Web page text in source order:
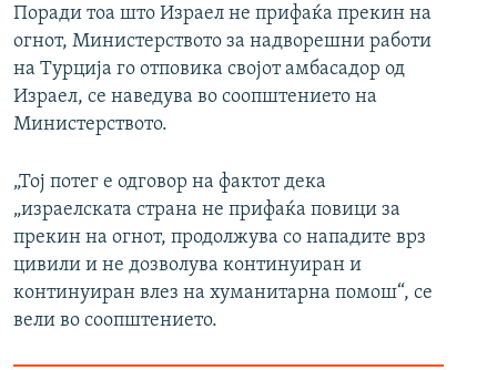
Поради тоа што Израел не прифаќа прекин на
огнот, Министерството за надворешни работи
на Турција го отповика својот амбасадор од
Израел, се наведува во соопштението на
Министерството.
„Тој потег е одговор на фактот дека
„израелската страна не прифаќа повици за
прекин на огнот, продолжува со нападите врз
цивили и не дозволува континуиран и
континуиран влез на хуманитарна помош“, се
вели во соопштението.